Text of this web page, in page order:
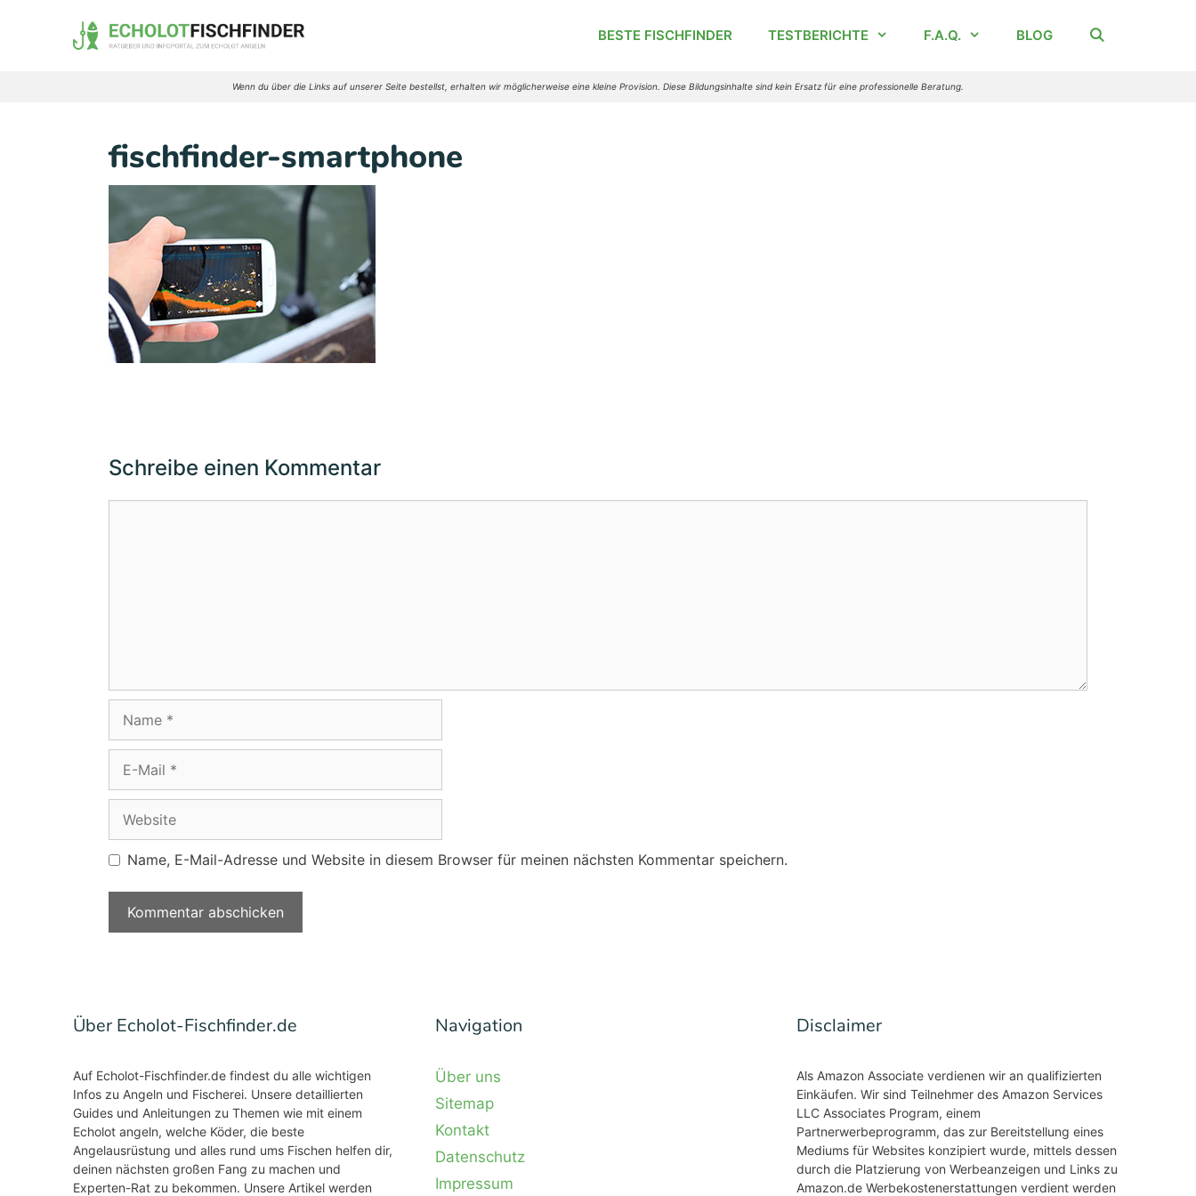
BESTE FISCHFINDER TESTBERICHTE F.A.Q. BLOG
Wenn du über die Links auf unserer Seite bestellst, erhalten wir möglicherweise eine kleine Provision. Diese Bildungsinhalte sind kein Ersatz für eine professionelle Beratung.
fischfinder-smartphone
Schreibe einen Kommentar
Mail
Name, E-Mail-Adresse und Website in diesem Browser für meinen nächsten Kommentar speichern.
Über Echolot-Fischfinder.de
Auf Echolot-Fischfinder.de findest du alle wichtigen
Infos zu Angeln und Fischerei. Unsere detaillierten
Guides und Anleitungen zu Themen wie mit einem
Echolot angeln, welche Köder, die beste
Angelausrüstung und alles rund ums Fischen helfen dir,
deinen nächsten großen Fang zu machen und
Experten-Rat zu bekommen. Unsere Artikel werden
Navigation
Über uns
Sitemap
Kontakt
Datenschutz
Impressum
Disclaimer
Als Amazon Associate verdienen wir an qualifizierten
Einkäufen. Wir sind Teilnehmer des Amazon Services
LLC Associates Program, einem
Partnerwerbeprogramm, das zur Bereitstellung eines
Mediums für Websites konzipiert wurde, mittels dessen
durch die Platzierung von Werbeanzeigen und Links zu
Amazon.de Werbekostenerstattungen verdient werden